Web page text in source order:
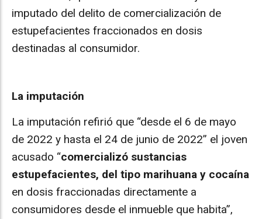
imputado del delito de comercialización de
estupefacientes fraccionados en dosis
destinadas al consumidor.
La imputación
La imputación refirió que “desde el 6 de mayo
de 2022 y hasta el 24 de junio de 2022” el joven
acusado “comercializó sustancias
estupefacientes, del tipo marihuana y cocaína
en dosis fraccionadas directamente a
consumidores desde el inmueble que habita”,